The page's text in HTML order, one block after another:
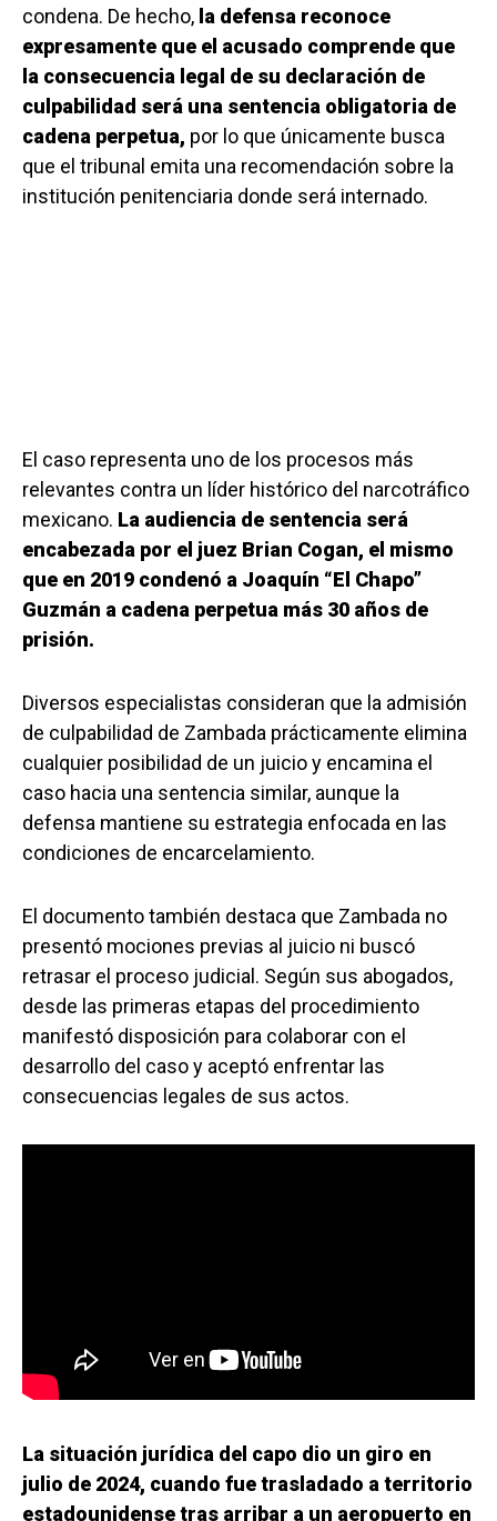
condena. De hecho, la defensa reconoce
expresamente que el acusado comprende que
la consecuencia legal de su declaración de
culpabilidad será una sentencia obligatoria de
cadena perpetua, por lo que únicamente busca
que el tribunal emita una recomendación sobre la
institución penitenciaria donde será internado.
El caso representa uno de los procesos más
relevantes contra un líder histórico del narcotráfico
mexicano. La audiencia de sentencia será
encabezada por el juez Brian Cogan, el mismo
que en 2019 condenó a Joaquín “El Chapo”
Guzmán a cadena perpetua más 30 años de
prisión.
Diversos especialistas consideran que la admisión
de culpabilidad de Zambada prácticamente elimina
cualquier posibilidad de un juicio y encamina el
caso hacia una sentencia similar, aunque la
defensa mantiene su estrategia enfocada en las
condiciones de encarcelamiento.
El documento también destaca que Zambada no
presentó mociones previas al juicio ni buscó
retrasar el proceso judicial. Según sus abogados,
desde las primeras etapas del procedimiento
manifestó disposición para colaborar con el
desarrollo del caso y aceptó enfrentar las
consecuencias legales de sus actos.
La situación jurídica del capo dio un giro en
julio de 2024, cuando fue trasladado a territorio
estadounidense tras arribar a un aeropuerto en